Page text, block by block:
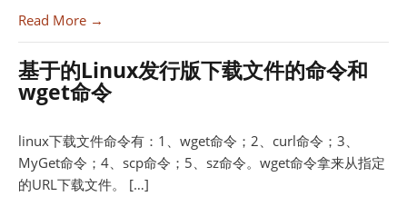
Read More →
基于的Linux发行版下载文件的命令和
wget命令
linux下载文件命令有：1、wget命令；2、curl命令；3、
MyGet命令；4、scp命令；5、sz命令。wget命令拿来从指定
的URL下载文件。 […]